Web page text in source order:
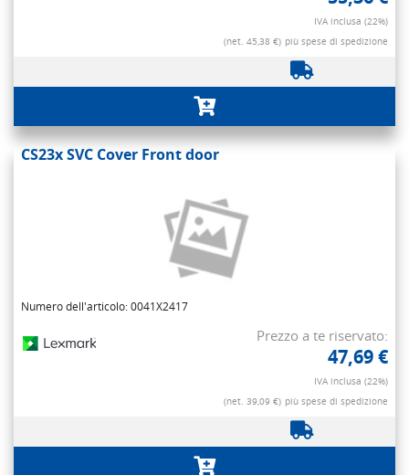
IVA inclusa (22%)
(net. 45,38 €) più spese di spedizione
CS23x SVC Cover Front door
Numero dell'articolo: 0041X2417
Prezzo a te riservato:
47,69 €
IVA inclusa (22%)
(net. 39,09 €) più spese di spedizione